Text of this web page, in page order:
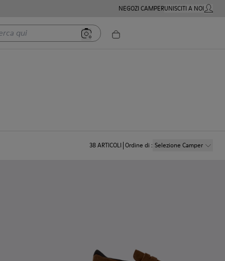
NEGOZI CAMPERUNISCITI A NOIMIO
qui
38ARTICOLI Ordine di : Selezione Camper